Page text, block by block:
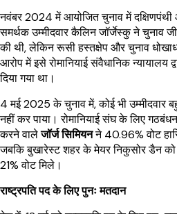
नवंबर 2024 में आयोजित चुनाव में
समर्थक उम्मीदवार कैलिन जॉर्जेस्कु ने चुनाव
की थी, लेकिन रूसी हस्तक्षेप और चुनाव
आरोप में इसे रोमानियाई संवैधानिक न्यायालय
दिया गया था।
4 मई 2025 के चुनाव में, कोई भी उम्मीदवार
नहीं कर पाया। रोमानियाई संघ के लिए
करने वालेजॉर्ज सिमियनने 40.96% वोट
जबकि बुखारेस्ट शहर के मेयर निकुसोर डैन
21% वोट मिले।
राष्ट्रपति पद के लिए पुनः मतदान